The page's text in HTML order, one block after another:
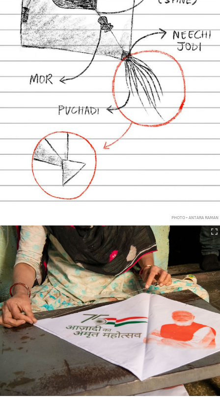
PHOTO • ANTARA RAMAN